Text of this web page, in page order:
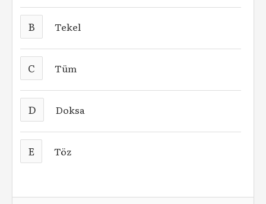
B Tekel
C Tüm
D Doksa
E Töz